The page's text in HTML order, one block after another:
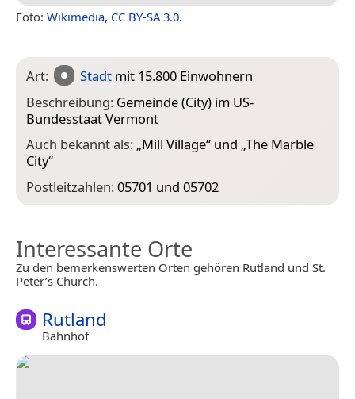
Foto: Wikimedia, CC BY-SA 3.0.
Art: Stadt mit 15.800 Einwohnern
Beschreibung: Gemeinde (City) im US-
Bundesstaat Vermont
Auch bekannt als: „Mill Village“ und „The Marble
City“
Postleitzahlen:05701 und 05702
Interessante Orte
Zu den bemerkenswerten Orten gehören Rutland und St.
Peter’s Church.
Rutland
Bahnhof